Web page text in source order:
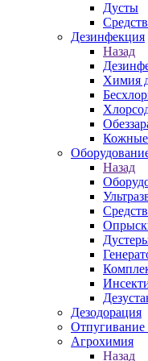
Дусты
Дезинфекция
Назад
Химия
Кожные
Назад
Дезодорация
Отпугивание
Агрохимия
Назад